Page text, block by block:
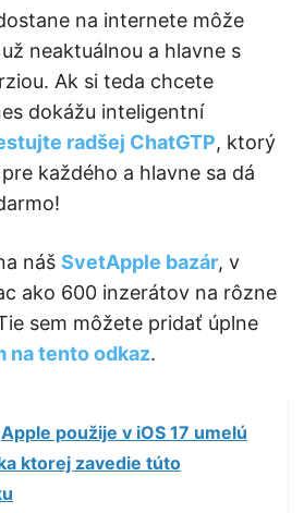
na internete môže
neaktuálnou a hlavne s
Ak si teda chcete
dokážu inteligentní
radšej ChatGTP, ktorý
každého a hlavne sa dá
náš SvetApple bazár, v
ako 600 inzerátov na rôzne
sem môžete pridať úplne
na tento odkaz.
Apple použije v iOS 17 umelú
ktorej zavedie túto